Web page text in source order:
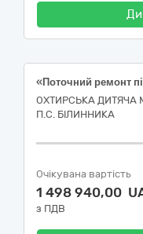
ОХТИРСЬКА ДИТЯЧА
П.С. БІЛИННИКА
Очікувана вартість
1 498 940,00
з ПДВ